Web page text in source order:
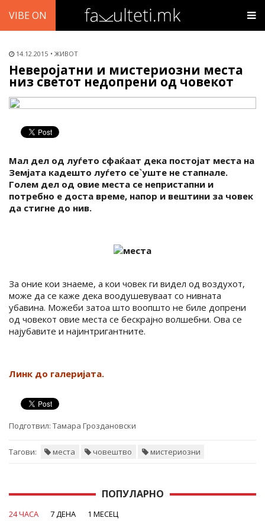
VIBE ON
14.12.2015 ЖИВОТ
Неверојатни и мистериозни места
низ светот недопрени од човекот
Мал дел од луѓето сфаќаат дека постојат места на
Земјата кадешто луѓето се`уште не стапнале.
Голем дел од овие места се непристапни и
потребно е доста време, напор и вештини за човек
да стигне до нив.
За оние кои знаеме, а кои човек ги видел од воздухот,
може да се каже дека воодушевуваат со нивната
убавина. Можеби затоа што воопшто не биле допрени
од човекот овие места се бескрајно волшебни. Ова се
најубавите и најинтригантните.
Линк до галеријата.
Подготвил: Тамара Гроздановски
Тагови: места човештво мистериозни
ПОПУЛАРНО
24 ЧАСА 7 ДЕНА 1 МЕСЕЦ